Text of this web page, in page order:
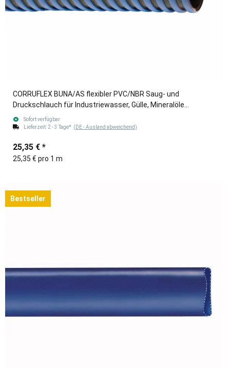
CORRUFLEX BUNA/AS flexibler PVC/NBR Saug- und
Druckschlauch für Industriewasser, Gülle, Mineralöle
blau/schwarz 76mm (3")
Sofort verfügbar
Lieferzeit: 2 - 3 Tage* (DE - Ausland abweichend)
25,35 € *
25,35 € pro 1 m
Bestseller